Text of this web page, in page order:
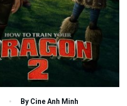
By Cine Anh Minh